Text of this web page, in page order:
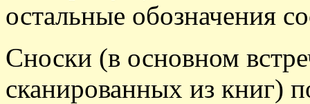
остальные обозначения
Сноски (в основном
сканированных из книг)